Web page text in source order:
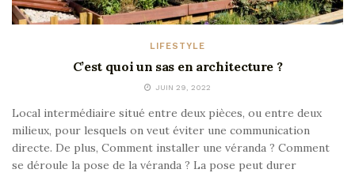
LIFESTYLE
C’est quoi un sas en architecture ?
JUIN 29, 2022
Local intermédiaire situé entre deux pièces, ou entre deux
milieux, pour lesquels on veut éviter une communication
directe. De plus, Comment installer une véranda ? Comment
se déroule la pose de la véranda ? La pose peut durer